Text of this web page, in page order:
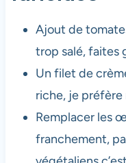
Ajout de
trop salé, faites
Un filet de
riche, je
Remplacer les
franchement,